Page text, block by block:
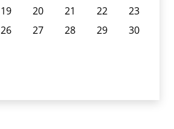
19 20 21 22
23
26 27 28 29
30